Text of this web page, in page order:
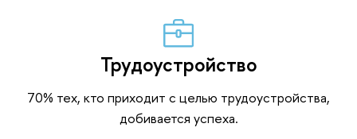
Трудоустройство
70% тех, кто приходит с целью трудоустройства,
добивается успеха.